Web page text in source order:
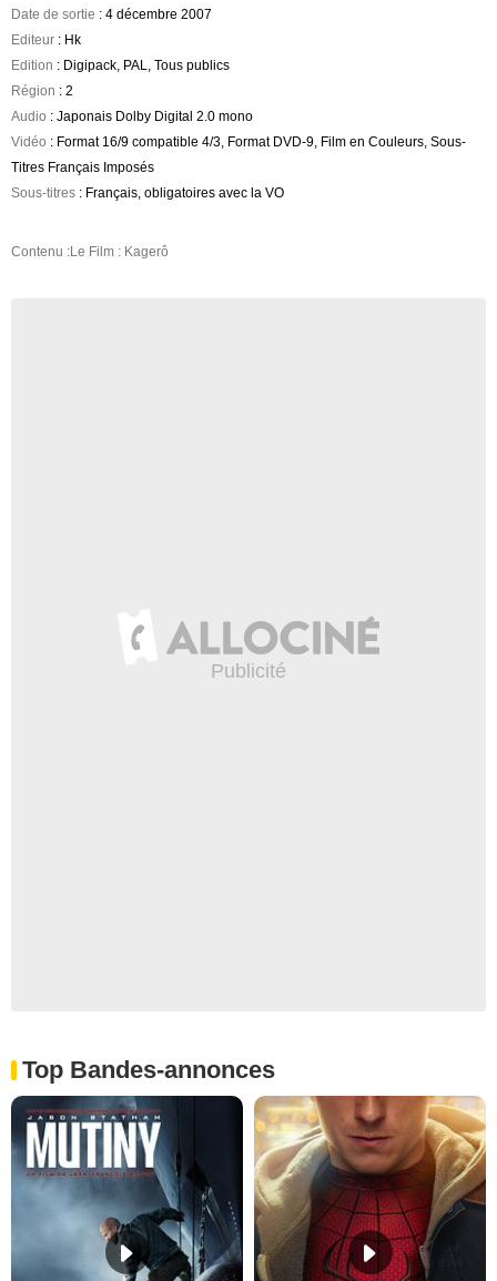
Date de sortie : 4 décembre 2007
Editeur : Hk
Edition : Digipack, PAL, Tous publics
Région : 2
Audio : Japonais Dolby Digital 2.0 mono
Vidéo : Format 16/9 compatible 4/3, Format DVD-9, Film en Couleurs, Sous-
Titres Français Imposés
Sous-titres : Français, obligatoires avec la VO
Contenu :Le Film : Kagerô
Top Bandes-annonces